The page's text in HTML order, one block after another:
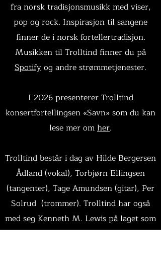
fra norsk tradisjonsmusikk med viser,
pop og rock. Inspirasjon til sangene
finner de i norsk fortellertradisjon.
Musikken til Trolltind finner du på
Spotifyog andre strømmetjenester.
I 2026 presenterer Trolltind
konsertfortellingsen «Savn» som du kan
lese mer omher.
Trolltind består i dag av Hilde Bergersen
Ådland (vokal), Torbjørn Ellingsen
(tangenter), Tage Amundsen (gitar), Per
Solrud (trommer).​ Trolltind har også
med seg Kenneth M. Lewis på laget som
bassist og produsent.